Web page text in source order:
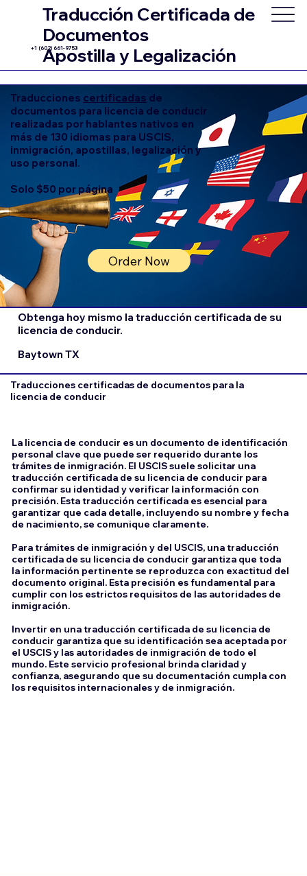
Traducción Certificada de
Documentos
Apostilla y Legalización
+1 (602) 661-9753
Traducciones certificadas de
documentos para licencia de conducir
realizadas por hablantes nativos en
más de 130 idiomas para USCIS,
inmigración, apostillas, legalización y
uso personal.
Solo $50 por página
Order Now
Obtenga hoy mismo la traducción certificada de su
licencia de conducir.
Baytown TX
Traducciones certificadas de documentos para la
licencia de conducir
La licencia de conducir es un documento de identificación
personal clave que puede ser requerido durante los
trámites de inmigración. El USCIS suele solicitar una
traducción certificada de su licencia de conducir para
confirmar su identidad y verificar la información con
precisión. Esta traducción certificada es esencial para
garantizar que cada detalle, incluyendo su nombre y fecha
de nacimiento, se comunique claramente.
Para trámites de inmigración y del USCIS, una traducción
certificada de su licencia de conducir garantiza que toda
la información pertinente se reproduzca con exactitud del
documento original. Esta precisión es fundamental para
cumplir con los estrictos requisitos de las autoridades de
inmigración.
Invertir en una traducción certificada de su licencia de
conducir garantiza que su identificación sea aceptada por
el USCIS y las autoridades de inmigración de todo el
mundo. Este servicio profesional brinda claridad y
confianza, asegurando que su documentación cumpla con
los requisitos internacionales y de inmigración.